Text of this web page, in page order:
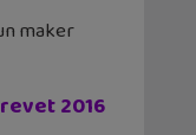
maker
2016